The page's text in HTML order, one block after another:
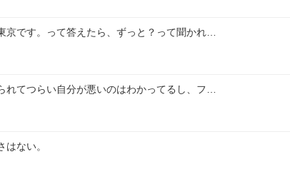
です。って答えたら、ずっと？って聞かれ…
てつらい自分が悪いのはわかってるし、フ…
ない。